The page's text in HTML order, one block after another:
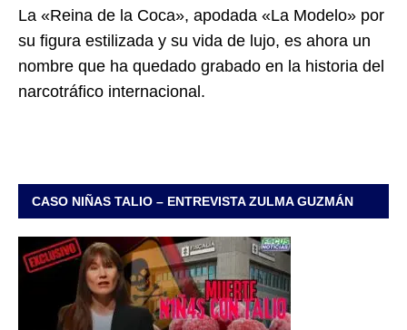
La «Reina de la Coca», apodada «La Modelo» por
su figura estilizada y su vida de lujo, es ahora un
nombre que ha quedado grabado en la historia del
narcotráfico internacional.
CASO NIÑAS TALIO – ENTREVISTA ZULMA GUZMÁN